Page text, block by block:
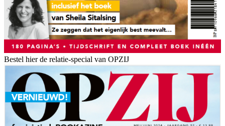
Bestel hier de relatie-special van OPZIJ